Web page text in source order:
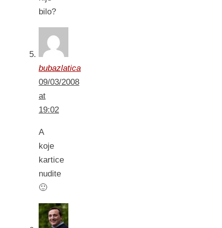
bilo?
bubazlatica
09/03/2008
at
19:02
A
koje
kartice
nudite
🙂